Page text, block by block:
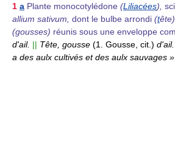
1 a Plante monocotylédone (Liliacées),
allium sativum, dont le bulbe arrondi (tête)
(gousses) réunis sous une enveloppe
d'ail. || Tête, gousse (1. Gousse, cit.) d'ail.
a des aulx cultivés et des aulx sauvages »